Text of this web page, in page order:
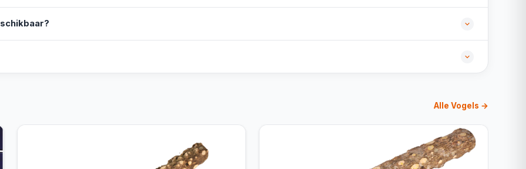
Alle Vogels →